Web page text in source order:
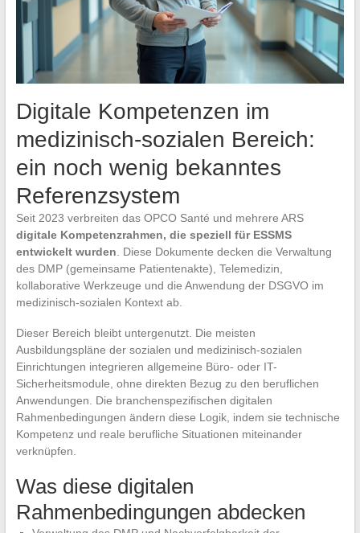
Digitale Kompetenzen im
medizinisch-sozialen Bereich:
ein noch wenig bekanntes
Referenzsystem
Seit 2023 verbreiten das OPCO Santé und mehrere ARS
digitale Kompetenzrahmen, die speziell für ESSMS
entwickelt wurden . Diese Dokumente decken die Verwaltung
des DMP (gemeinsame Patientenakte), Telemedizin,
kollaborative Werkzeuge und die Anwendung der DSGVO im
medizinisch-sozialen Kontext ab.
Dieser Bereich bleibt untergenutzt. Die meisten
Ausbildungspläne der sozialen und medizinisch-sozialen
Einrichtungen integrieren allgemeine Büro- oder IT-
Sicherheitsmodule, ohne direkten Bezug zu den beruflichen
Anwendungen. Die branchenspezifischen digitalen
Rahmenbedingungen ändern diese Logik, indem sie technische
Kompetenz und reale berufliche Situationen miteinander
verknüpfen.
Was diese digitalen
Rahmenbedingungen abdecken